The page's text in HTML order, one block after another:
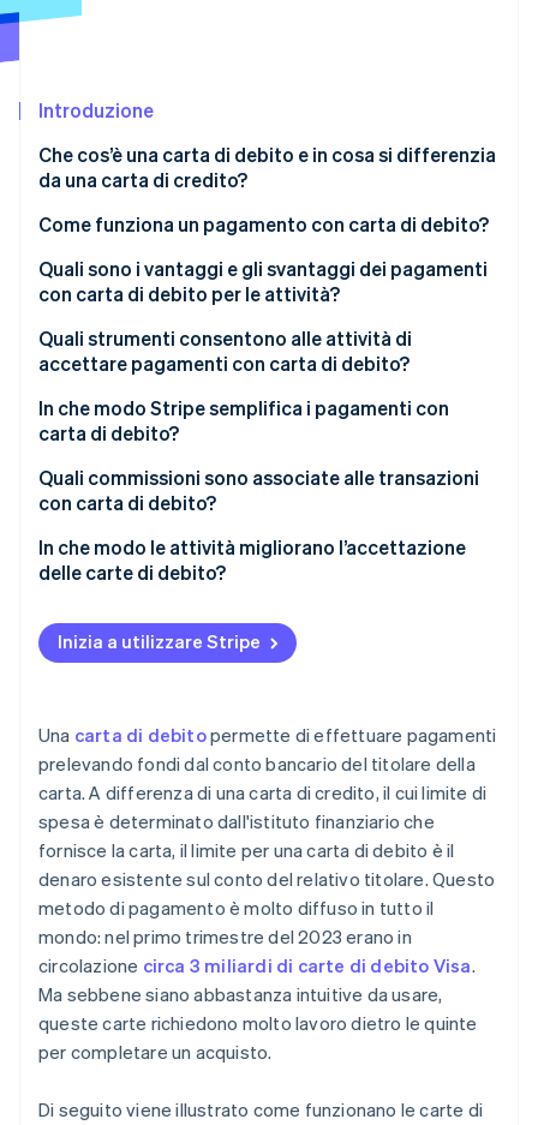
Scopri cosa ti aspetta
Atlas
Climate
Rimozione del carbonio
Identity
Scopri come Stripe sta costruendo l'infrastruttura
Guarda ora
Introduzione
Che cos’è una carta di debito e in cosa si differenzia
da una carta di credito?
Come funziona un pagamento con carta di debito?
Richiesta di autorizzazione
Routing dei circuiti delle carte
Assegno bancario
Risposta di autorizzazione
Compensazione e regolamento
Quali sono i vantaggi e gli svantaggi dei pagamenti
con carta di debito per le attività?
Vantaggi delle carte di debito
Svantaggi delle carte di debito
Quali strumenti consentono alle attività di
accettare pagamenti con carta di debito?
Gateway di pagamento online
Terminali virtuali
In che modo Stripe semplifica i pagamenti con
carta di debito?
Quali commissioni sono associate alle transazioni
con carta di debito?
Commissioni d’interscambio
Sovrapprezzo applicato dagli elaboratori di
pagamento
Costi di autorizzazione o conformità
In che modo le attività migliorano l’accettazione
delle carte di debito?
Semplifica il più possibile la procedura di
pagamento
Utilizza la prevenzione avanzata delle frodi
Modifica le impostazioni di autorizzazione e
acquisizione
Comunica la tua politica di rimborso
Monitora le tue metriche
Inizia a utilizzare Stripe
Una carta di debitopermette di effettuare pagamenti
prelevando fondi dal conto bancario del titolare della
carta. A differenza di una carta di credito, il cui limite di
spesa è determinato dall'istituto finanziario che
fornisce la carta, il limite per una carta di debito è il
denaro esistente sul conto del relativo titolare. Questo
metodo di pagamento è molto diffuso in tutto il
mondo: nel primo trimestre del 2023 erano in
circolazione circa 3 miliardi di carte di debito Visa.
Ma sebbene siano abbastanza intuitive da usare,
queste carte richiedono molto lavoro dietro le quinte
per completare un acquisto.
Di seguito viene illustrato come funzionano le carte di